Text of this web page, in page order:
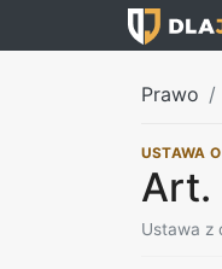
Prawo
USTAWA
Art.
Ustawa z